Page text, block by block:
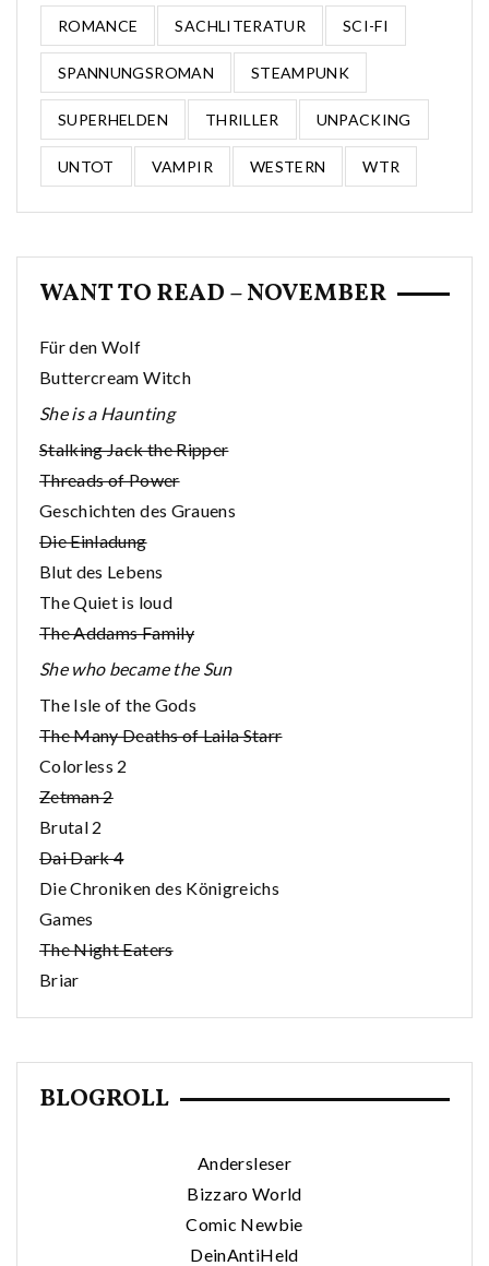
ROMANCE SACHLITERATUR SCI-FI
SPANNUNGSROMAN STEAMPUNK
SUPERHELDEN THRILLER UNPACKING
UNTOT VAMPIR WESTERN WTR
WANT TO READ – NOVEMBER
Für den Wolf
Buttercream Witch
She is a Haunting
Stalking Jack the Ripper
Threads of Power
Geschichten des Grauens
Die Einladung
Blut des Lebens
The Quiet is loud
The Addams Family
She who became the Sun
The Isle of the Gods
The Many Deaths of Laila Starr
Colorless 2
Zetman 2
Brutal 2
Dai Dark 4
Die Chroniken des Königreichs
Games
The Night Eaters
Briar
BLOGROLL
Andersleser
Bizzaro World
Comic Newbie
DeinAntiHeld